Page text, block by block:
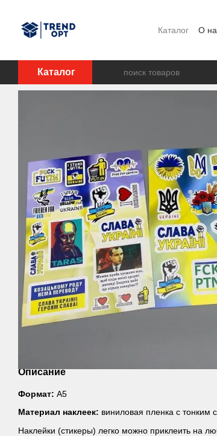
Каталог О
Каталог
Описание
Формат: А5
Материал наклеек: виниловая пленка с тонким
Наклейки (стикеры) легко можно приклеить на